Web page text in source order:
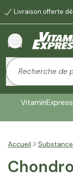
Livraison offerte
Menu
Accueil